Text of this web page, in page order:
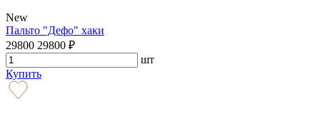
New
Пальто "Дефо" хаки
29800 29800 ₽
шт
Купить